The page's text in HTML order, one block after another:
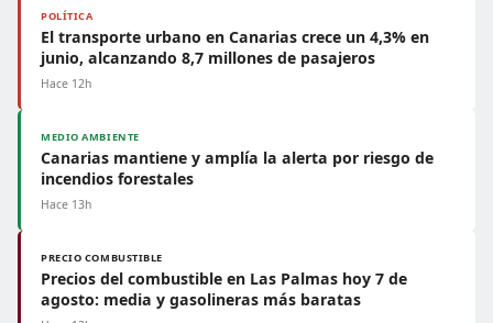
POLÍTICA
El transporte urbano en Canarias crece un 4,3% en
junio, alcanzando 8,7 millones de pasajeros
Hace 12h
MEDIO AMBIENTE
Canarias mantiene y amplía la alerta por riesgo de
incendios forestales
Hace 13h
PRECIO COMBUSTIBLE
Precios del combustible en Las Palmas hoy 7 de
agosto: media y gasolineras más baratas